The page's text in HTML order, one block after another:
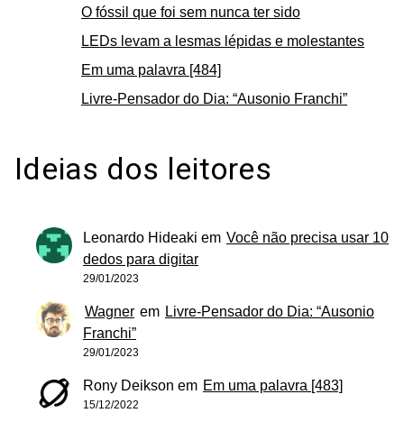
O fóssil que foi sem nunca ter sido
LEDs levam a lesmas lépidas e molestantes
Em uma palavra [484]
Livre-Pensador do Dia: “Ausonio Franchi”
Ideias dos leitores
Leonardo Hideaki em Você não precisa usar 10
dedos para digitar
29/01/2023
Wagner em Livre-Pensador do Dia: “Ausonio
Franchi”
29/01/2023
Rony Deikson em Em uma palavra [483]
15/12/2022